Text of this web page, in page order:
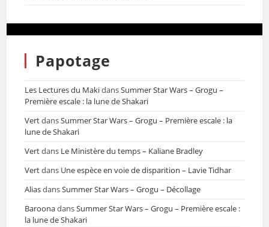
Papotage
Les Lectures du MakidansSummer Star Wars – Grogu –
Première escale : la lune de Shakari
VertdansSummer Star Wars – Grogu – Première escale : la
lune de Shakari
Vertdans Le Ministère du temps – Kaliane Bradley
Vertdans Une espèce en voie de disparition – Lavie Tidhar
AliasdansSummer Star Wars – Grogu – Décollage
BaroonadansSummer Star Wars – Grogu – Première escale :
la lune de Shakari